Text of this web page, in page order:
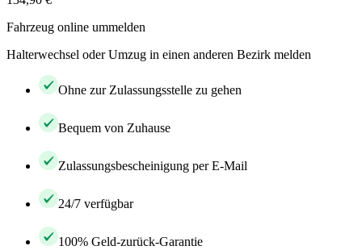
Fahrzeug online ummelden
Halterwechsel oder Umzug in einen anderen Bezirk melden
Ohne zur Zulassungsstelle zu gehen
Bequem von Zuhause
Zulassungsbescheinigung per E-Mail
24/7 verfügbar
100% Geld-zurück-Garantie